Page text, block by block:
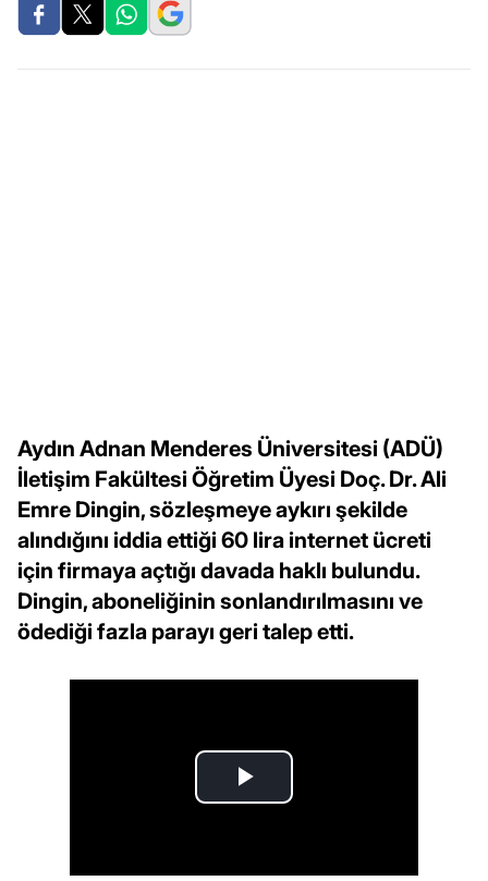
Aydın Adnan Menderes Üniversitesi (ADÜ)
İletişim Fakültesi Öğretim Üyesi Doç. Dr. Ali
Emre Dingin, sözleşmeye aykırı şekilde
alındığını iddia ettiği 60 lira internet ücreti
için firmaya açtığı davada haklı bulundu.
Dingin, aboneliğinin sonlandırılmasını ve
ödediği fazla parayı geri talep etti.